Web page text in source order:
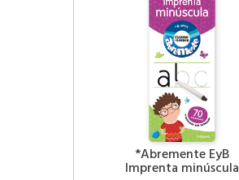
*Abremente EyB
Imprenta minúscula